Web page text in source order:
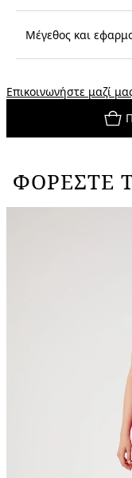
Μέγεθος και
Επικοινωνήστε μαζί
ΦΟΡΈΣΤΕ